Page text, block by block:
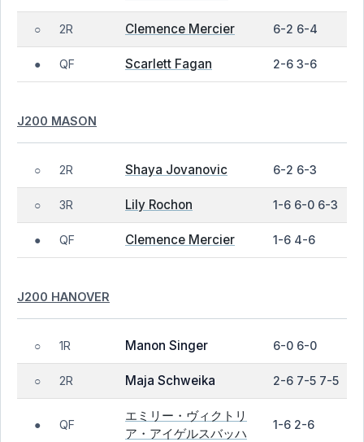
○ 2R Clemence Mercier 6-2 6-4
● QF Scarlett Fagan 2-6 3-6
J200 MASON
○ 2R Shaya Jovanovic 6-2 6-3
○ 3R Lily Rochon 1-6 6-0 6-3
● QF Clemence Mercier 1-6 4-6
J200 HANOVER
○ 1R Manon Singer 6-0 6-0
○ 2R Maja Schweika 2-6 7-5 7-5
● QF
エミリー・ヴィクトリ
ア・アイゲルスバッハ
1-6 2-6